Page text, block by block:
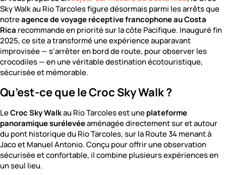
Sky Walk au Rio Tarcoles figure désormais parmi les arrêts que
notreagence de voyage réceptive francophone au Costa
Rica recommande en priorité sur la côte Pacifique. Inauguré fin
2025, ce site a transformé une expérience auparavant
improvisée — s’arrêter en bord de route, pour observer les
crocodiles — en une véritable destination écotouristique,
sécurisée et mémorable.
Qu’est-ce que le Croc Sky Walk ?
LeCroc Sky Walkau Rio Tarcoles est uneplateforme
panoramique surélevéeaménagée directement sur et autour
du pont historique du Rio Tarcoles, sur la Route 34 menant à
Jaco et Manuel Antonio. Conçu pour offrir une observation
sécurisée et confortable, il combine plusieurs expériences en
un seul lieu.